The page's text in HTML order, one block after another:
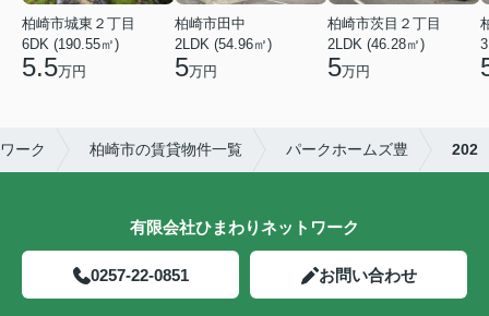
柏崎市城東２丁目
6DK (190.55㎡)
5.5万円
柏崎市田中
2LDK (54.96㎡)
5万円
柏崎市茨目２丁目
2LDK (46.28㎡)
5万円
ーク 柏崎市の賃貸物件一覧 パークホームズ豊 202
有限会社ひまわりネットワーク
0257-22-0851 お問い合わせ